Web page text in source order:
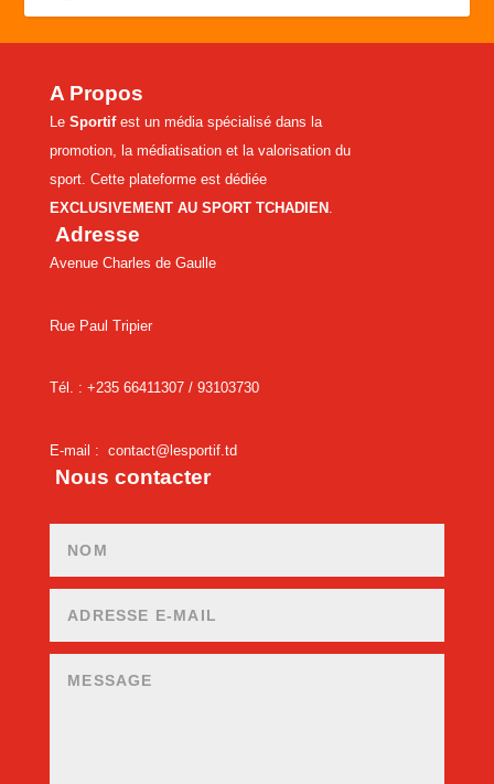
A Propos
Le Sportifest un média spécialisé dans la
promotion, la médiatisation et la valorisation du
sport. Cette plateforme est dédiée
EXCLUSIVEMENT AU SPORT TCHADIEN .
Adresse
Avenue Charles de Gaulle
Rue Paul Tripier
Tél. : +235 66411307 / 93103730
E-mail : contact@lesportif.td
Nous contacter